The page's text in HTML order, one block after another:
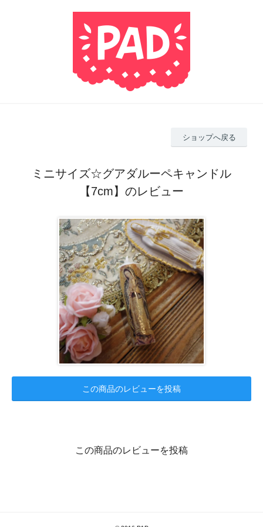
ショップへ戻る
ミニサイズ☆グアダルーペキャンドル
【7cm】のレビュー
この商品のレビューを投稿
この商品のレビューを投稿